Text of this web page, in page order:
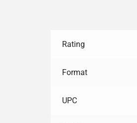
Rating
Format
UPC